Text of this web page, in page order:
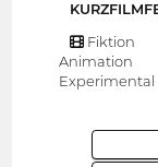
Fiktion
Animation
Experimental